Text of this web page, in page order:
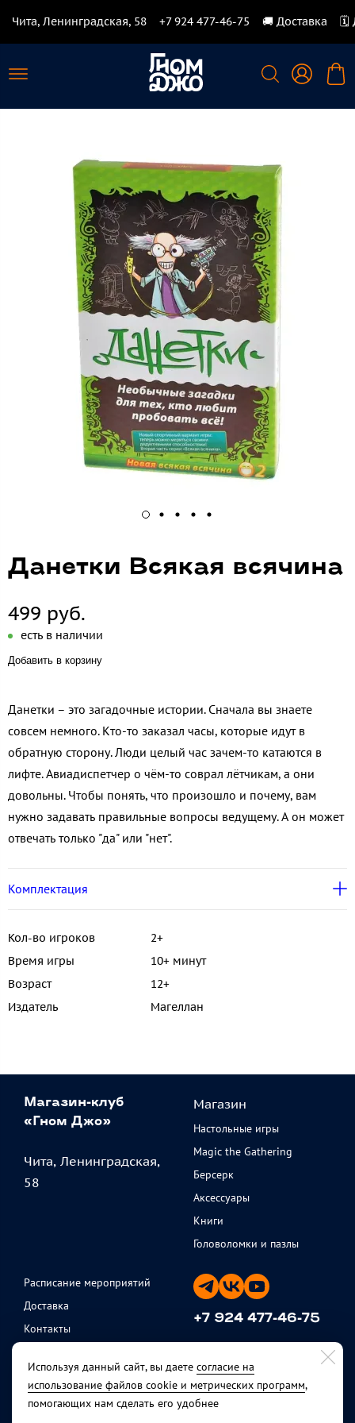
Чита, Ленинградская, 58 +7 924 477-46-75 🚚 Доставка 🗓️
Данетки Всякая всячина
499 руб.
есть в наличии
Добавить в корзину
Данетки – это загадочные истории. Сначала вы знаете
совсем немного. Кто-то заказал часы, которые идут в
обратную сторону. Люди целый час зачем-то катаются в
лифте. Авиадиспетчер о чём-то соврал лётчикам, а они
довольны. Чтобы понять, что произошло и почему, вам
нужно задавать правильные вопросы ведущему. А он может
отвечать только "да" или "нет".
Комплектация
Кол-во игроков
2+
Время игры
10+ минут
Возраст
12+
Издатель
Магеллан
Магазин-клуб
«Гном Джо»
Чита, Ленинградская,
58
Магазин
Настольные игры
Magic the Gathering
Берсерк
Аксессуары
Книги
Головоломки и пазлы
Расписание мероприятий
Доставка
Контакты
Политика
конфиденциальности
+7 924 477-46-75
ежедневно с 11 до 20
Используя данный сайт, вы даете согласие на
использование файлов cookie и метрических программ,
помогающих нам сделать его удобнее